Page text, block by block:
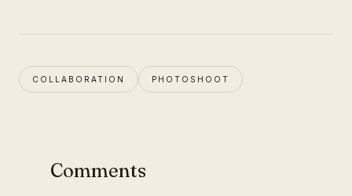
COLLABORATION PHOTOSHOOT
Comments